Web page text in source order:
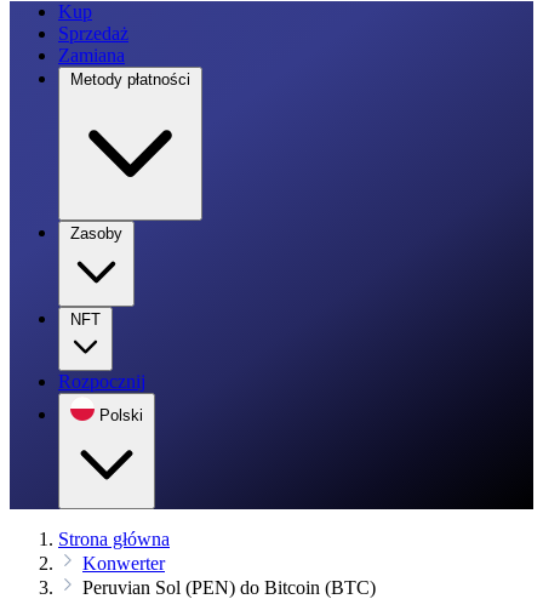
Kup
Sprzedaż
Zamiana
Metody płatności
Zasoby
NFT
Rozpocznij
Polski
Strona główna
Konwerter
Peruvian Sol (PEN) do Bitcoin (BTC)